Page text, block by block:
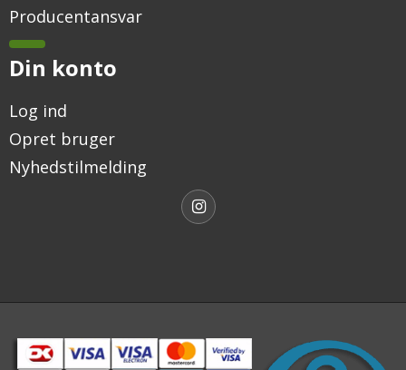
Producentansvar
Din konto
Log ind
Opret bruger
Nyhedstilmelding